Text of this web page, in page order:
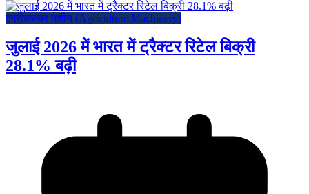
एग्रीकल्चर मशीन (Agriculture Machinery)
जुलाई 2026 में भारत में ट्रैक्टर रिटेल बिक्री
28.1% बढ़ी